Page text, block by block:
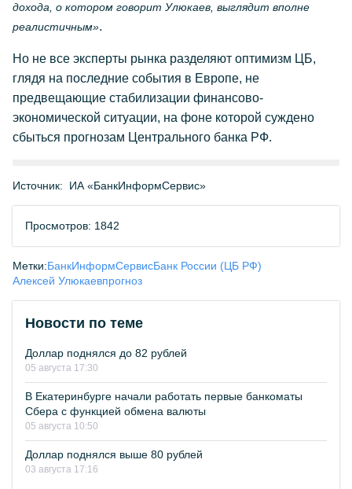
дохода, о котором говорит Улюкаев, выглядит вполне
реалистичным».
Но не все эксперты рынка разделяют оптимизм ЦБ,
глядя на последние события в Европе, не
предвещающие стабилизации финансово-
экономической ситуации, на фоне которой суждено
сбыться прогнозам Центрального банка РФ.
Источник: ИА «БанкИнформСервис»
Просмотров: 1842
Метки:БанкИнформСервисБанк России (ЦБ РФ)
Алексей Улюкаевпрогноз
Новости по теме
Доллар поднялся до 82 рублей
05 августа 17:30
В Екатеринбурге начали работать первые банкоматы
Сбера с функцией обмена валюты
05 августа 10:50
Доллар поднялся выше 80 рублей
03 августа 17:16